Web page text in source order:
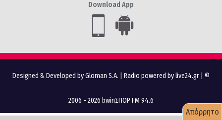
Download App
Designed & Developed by Gloman S.A. Radio powered by live24.gr | ©
2006 - 2026 bwinΣΠΟΡ FM 94.6
Απόρρητο